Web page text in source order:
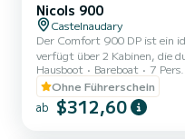
Nicols 900
Castelnaudary
Der Comfort 900 DP ist ein
verfügt über 2 Kabinen, die
getrennt sind, was maximale
bietet großzügige
und direkten Zugang zu einem
BELEGUNG Maximale
Hausboot Bareboat 7 Pers.
Ohne Führerschein
ab $312,60